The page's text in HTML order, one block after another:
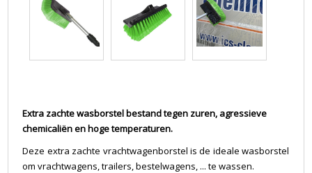
Extra zachte wasborstel bestand tegen zuren, agressieve
chemicaliën en hoge temperaturen.
Deze extra zachte vrachtwagenborstel is de ideale wasborstel
om vrachtwagens, trailers, bestelwagens, ... te wassen.